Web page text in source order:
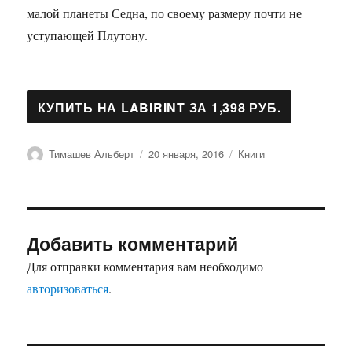
малой планеты Седна, по своему размеру почти не
уступающей Плутону.
Автор
Тимашев Альберт Опубликовано
20 января, 2016 Рубрики
Книги
Добавить комментарий
Для отправки комментария вам необходимо
авторизоваться.